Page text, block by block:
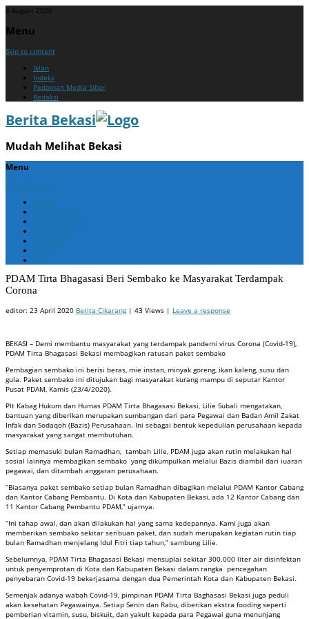
6 August 2026
Menu
Skip to content
Iklan
Indeks
Pedoman Media Siber
Redaksi
Berita Bekasi
Mudah Melihat Bekasi
Menu
Skip to content
Home
Berita Bekasi
Berita Cikarang
Berita Jabar
Nasional
Politik
ADV
PDAM Tirta Bhagasasi Beri Sembako ke Masyarakat Terdampak
Corona
editor: 23 April 2020 Berita Cikarang| 43 Views | Leave a response
BEKASI – Demi membantu masyarakat yang terdampak pandemi virus Corona (Covid-19),
PDAM Tirta Bhagasasi Bekasi membagikan ratusan paket sembako
Pembagian sembako ini berisi beras, mie instan, minyak goreng, ikan kaleng, susu dan
gula. Paket sembako ini ditujukan bagi masyarakat kurang mampu di seputar Kantor
Pusat PDAM, Kamis (23/4/2020).
Plt Kabag Hukum dan Humas PDAM Tirta Bhagasasi Bekasi, Lilie Subali mengatakan,
bantuan yang diberikan merupakan sumbangan dari para Pegawai dan Badan Amil Zakat
Infak dan Sodaqoh (Bazis) Perusahaan. Ini sebagai bentuk kepedulian perusahaan kepada
masyarakat yang sangat membutuhan.
Setiap memasuki bulan Ramadhan, tambah Lilie, PDAM juga akan rutin melakukan hal
sosial lainnya membagikan sembako yang dikumpulkan melalui Bazis diambil dari iuaran
pegawai, dan ditambah anggaran perusahaan.
“Biasanya paket sembako setiap bulan Ramadhan dibagikan melalui PDAM Kantor Cabang
dan Kantor Cabang Pembantu. Di Kota dan Kabupaten Bekasi, ada 12 Kantor Cabang dan
11 Kantor Cabang Pembantu PDAM,” ujarnya.
“Ini tahap awal, dan akan dilakukan hal yang sama kedepannya. Kami juga akan
memberikan sembako sekitar seribuan paket, dan sudah merupakan kegiatan rutin tiap
bulan Ramadhan menjelang Idul Fitri tiap tahun,” sambung Lilie.
Sebelumnya, PDAM Tirta Bhagasasi Bekasi mensuplai sekitar 300.000 liter air disinfektan
untuk penyemprotan di Kota dan Kabupaten Bekasi dalam rangka pencegahan
penyebaran Covid-19 bekerjasama dengan dua Pemerintah Kota dan Kabupaten Bekasi.
Semenjak adanya wabah Covid-19, pimpinan PDAM Tirta Baghasasi Bekasi juga peduli
akan kesehatan Pegawainya. Setiap Senin dan Rabu, diberikan ekstra fooding seperti
pemberian vitamin, susu, biskuit, dan yakult kepada para Pegawai guna menunjang